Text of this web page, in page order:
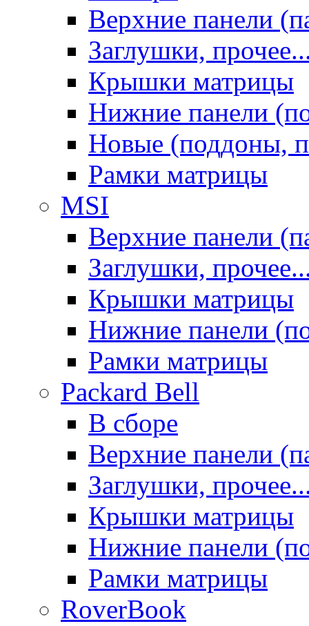
Верхние панели
Заглушки,
Крышки матрицы
Нижние панели
Новые (поддоны,
Рамки матрицы
MSI
Верхние панели
Заглушки,
Крышки матрицы
Нижние панели
Рамки матрицы
Packard Bell
В сборе
Верхние панели
Заглушки,
Крышки матрицы
Нижние панели
Рамки матрицы
RoverBook